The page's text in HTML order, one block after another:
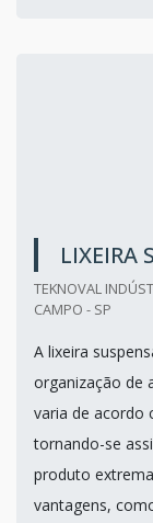
LIXEIRA
TEKNOVAL
CAMPO - SP
A lixeira
organização de
varia de acordo
tornando-se
produto
vantagens,